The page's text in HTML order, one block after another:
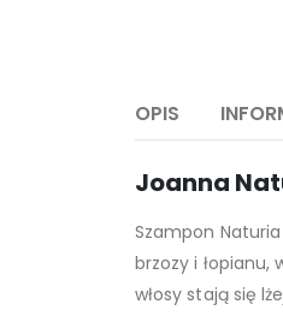
OPIS
Joanna
Szampon
brzozy i łopianu,
włosy stają się